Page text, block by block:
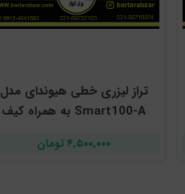
تراز لیزری خطی هیوندای مدل
Smart100-A به همراه کیف
۴,۵۰۰,۰۰۰ تومان